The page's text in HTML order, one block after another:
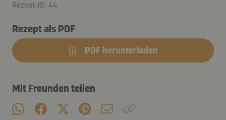
Rezept-ID: 44
Rezept als PDF
PDF herunterladen
Mit Freunden teilen